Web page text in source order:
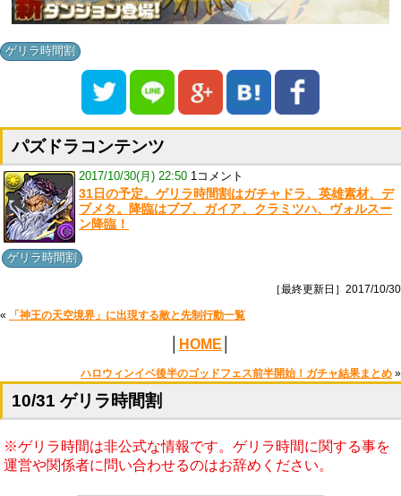
ゲリラ時間割
パズドラコンテンツ
2017/10/30(月) 22:50 1コメント
31日の予定。ゲリラ時間割はガチャドラ、英雄素材、デ
ブメタ。降臨はブブ、ガイア、クラミツハ、ヴォルスー
ン降臨！
ゲリラ時間割
［最終更新日］2017/10/30
« 「神王の天空境界」に出現する敵と先制行動一覧
HOME
ハロウィンイベ後半のゴッドフェス前半開始！ガチャ結果まとめ »
10/31 ゲリラ時間割
※ゲリラ時間は非公式な情報です。ゲリラ時間に関する事を
運営や関係者に問い合わせるのはお辞めください。